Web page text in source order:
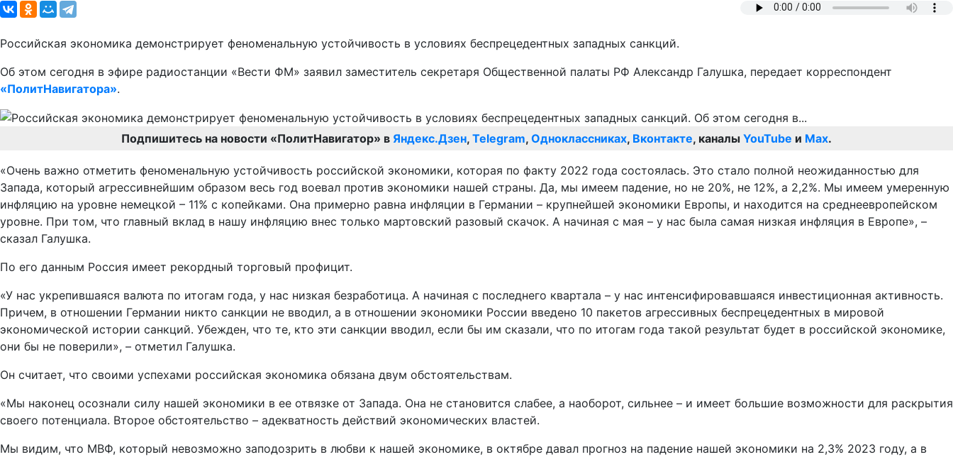
Российская экономика демонстрирует феноменальную устойчивость в условиях беспрецедентных западных санкций.
Об этом сегодня в эфире радиостанции «Вести ФМ» заявил заместитель секретаря Общественной палаты РФ Александр Галушка, передает корреспондент
«ПолитНавигатора».
Подпишитесь на новости «ПолитНавигатор» в Яндекс.Дзен, Telegram, Одноклассниках, Вконтакте, каналы YouTube и Max.
«Очень важно отметить феноменальную устойчивость российской экономики, которая по факту 2022 года состоялась. Это стало полной неожиданностью для
Запада, который агрессивнейшим образом весь год воевал против экономики нашей страны. Да, мы имеем падение, но не 20%, не 12%, а 2,2%. Мы имеем умеренную
инфляцию на уровне немецкой – 11% с копейками. Она примерно равна инфляции в Германии – крупнейшей экономики Европы, и находится на среднеевропейском
уровне. При том, что главный вклад в нашу инфляцию внес только мартовский разовый скачок. А начиная с мая – у нас была самая низкая инфляция в Европе», –
сказал Галушка.
По его данным Россия имеет рекордный торговый профицит.
«У нас укрепившаяся валюта по итогам года, у нас низкая безработица. А начиная с последнего квартала – у нас интенсифировавшаяся инвестиционная активность.
Причем, в отношении Германии никто санкции не вводил, а в отношении экономики России введено 10 пакетов агрессивных беспрецедентных в мировой
экономической истории санкций. Убежден, что те, кто эти санкции вводил, если бы им сказали, что по итогам года такой результат будет в российской экономике,
они бы не поверили», – отметил Галушка.
Он считает, что своими успехами российская экономика обязана двум обстоятельствам.
«Мы наконец осознали силу нашей экономики в ее отвязке от Запада. Она не становится слабее, а наоборот, сильнее – и имеет большие возможности для раскрытия
своего потенциала. Второе обстоятельство – адекватность действий экономических властей.
Мы видим, что МВФ, который невозможно заподозрить в любви к нашей экономике, в октябре давал прогноз на падение нашей экономики на 2,3% 2023 году, а в